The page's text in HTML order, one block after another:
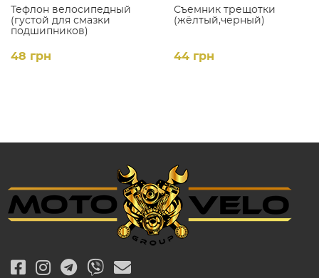
Тефлон велосипедный
(густой для смазки
подшипников)
48 грн
Съемник трещотки
(жёлтый,черный)
44 грн